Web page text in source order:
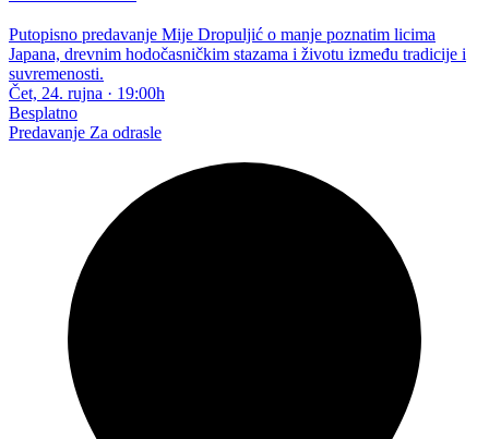
Putopisno predavanje Mije Dropuljić o manje poznatim licima
Japana, drevnim hodočasničkim stazama i životu između tradicije i
suvremenosti.
Čet, 24. rujna · 19:00h
Besplatno
Predavanje Za odrasle